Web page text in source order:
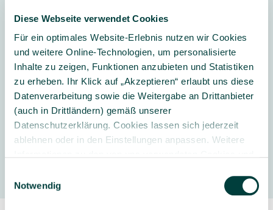
Diese Webseite verwendet Cookies
Für ein optimales Website-Erlebnis nutzen wir Cookies
und weitere Online-Technologien, um personalisierte
Inhalte zu zeigen, Funktionen anzubieten und Statistiken
zu erheben. Ihr Klick auf „Akzeptieren“ erlaubt uns diese
Datenverarbeitung sowie die Weitergabe an Drittanbieter
(auch in Drittländern) gemäß unserer
Datenschutzerklärung. Cookies lassen sich jederzeit
ablehnen oder in den Einstellungen anpassen. Weitere
schutz­erklärung
Notwendig
Weitere Informationen
Altersempfehlung Kindergarten: ab 3
Jahre